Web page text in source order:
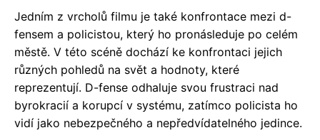
Jedním z vrcholů filmu je také konfrontace mezi d-
fensem a policistou, který ho pronásleduje po celém
městě. V této scéně dochází ke konfrontaci jejich
různých pohledů na svět a hodnoty, které
reprezentují. D-fense odhaluje svou frustraci nad
byrokracií a korupcí v systému, zatímco policista ho
vidí jako nebezpečného a nepředvídatelného jedince.